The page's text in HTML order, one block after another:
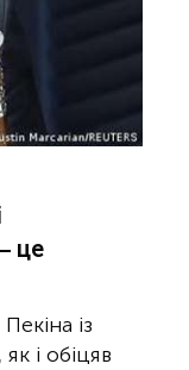
це
із
і обіцяв